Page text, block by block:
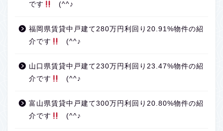
です
(^^♪
福岡県賃貸中戸建て280万円利回り20.91%物件の紹
介です
(^^♪
山口県賃貸中戸建て230万円利回り23.47%物件の紹
介です
(^^♪
富山県賃貸中戸建て300万円利回り20.80%物件の紹
介です
(^^♪